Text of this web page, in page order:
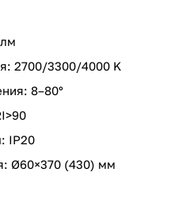
2700/3300/4000 K
8–80°
IP20
Ø60×370 (430) мм